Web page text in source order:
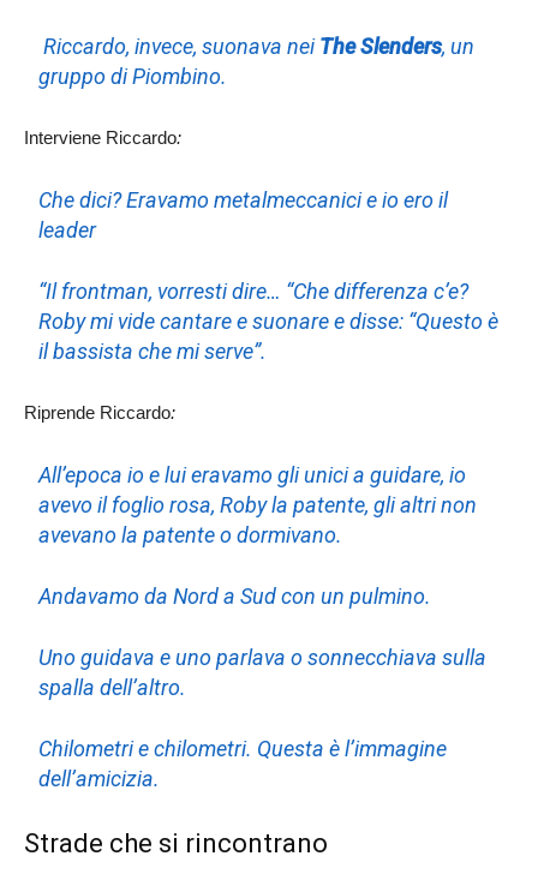
Riccardo, invece, suonava neiThe Slenders, un
gruppo di Piombino.
Interviene Riccardo:
Che dici? Eravamo metalmeccanici e io ero il
leader
“Il frontman, vorresti dire… “Che differenza c’e?
Roby mi vide cantare e suonare e disse: “Questo è
il bassista che mi serve”.
Riprende Riccardo:
All’epoca io e lui eravamo gli unici a guidare, io
avevo il foglio rosa, Roby la patente, gli altri non
avevano la patente o dormivano.
Andavamo da Nord a Sud con un pulmino.
Uno guidava e uno parlava o sonnecchiava sulla
spalla dell’altro.
Chilometri e chilometri. Questa è l’immagine
dell’amicizia.
Strade che si rincontrano